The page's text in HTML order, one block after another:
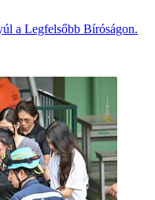
a Legfelsőbb Bíróságon.